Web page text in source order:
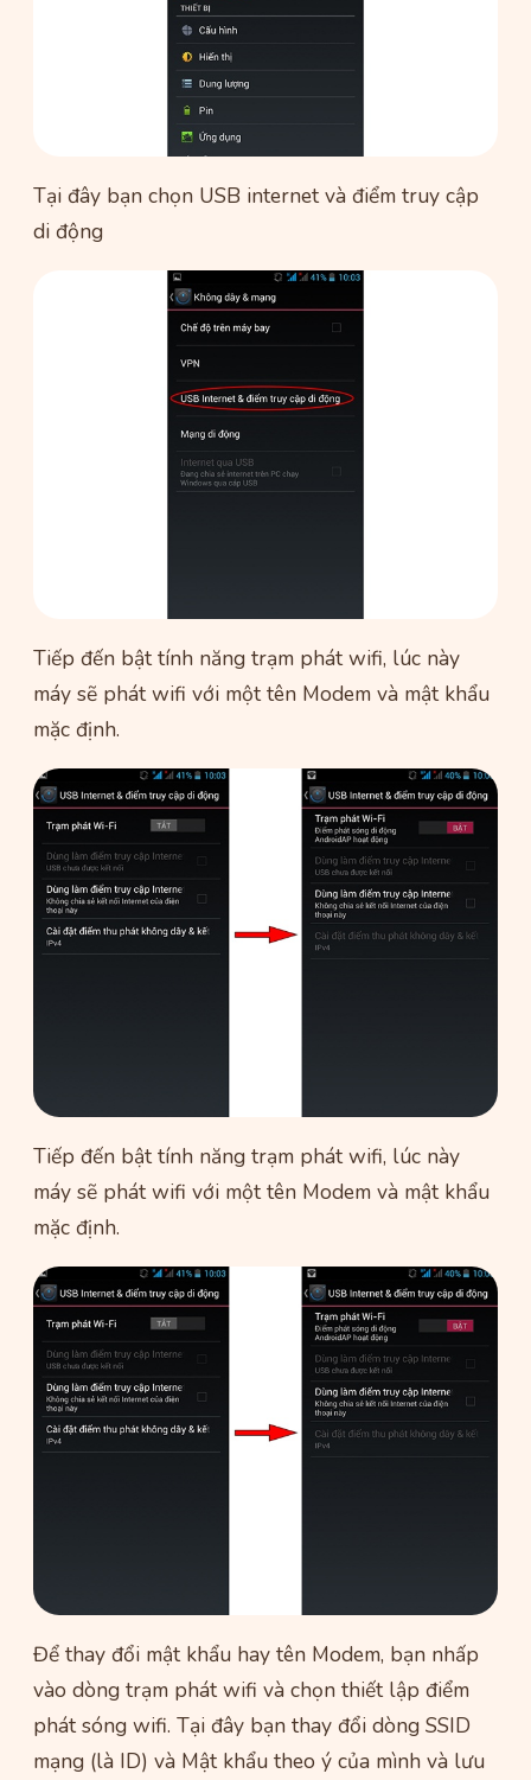
Tại đây bạn chọn USB internet và điểm truy cập
di động
Tiếp đến bật tính năng trạm phát wifi, lúc này
máy sẽ phát wifi với một tên Modem và mật khẩu
mặc định.
Tiếp đến bật tính năng trạm phát wifi, lúc này
máy sẽ phát wifi với một tên Modem và mật khẩu
mặc định.
Để thay đổi mật khẩu hay tên Modem, bạn nhấp
vào dòng trạm phát wifi và chọn thiết lập điểm
phát sóng wifi. Tại đây bạn thay đổi dòng SSID
mạng (là ID) và Mật khẩu theo ý của mình và lưu